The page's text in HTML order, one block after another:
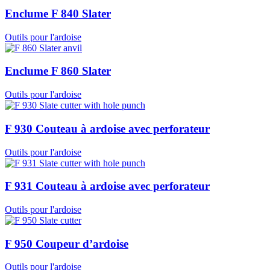
Enclume F 840 Slater
Outils pour l'ardoise
Enclume F 860 Slater
Outils pour l'ardoise
F 930 Couteau à ardoise avec perforateur
Outils pour l'ardoise
F 931 Couteau à ardoise avec perforateur
Outils pour l'ardoise
F 950 Coupeur d’ardoise
Outils pour l'ardoise